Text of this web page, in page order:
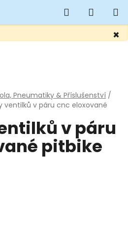
×
Hledat
KOŠÍK
Pneumatiky & Příslušenství /
ventilků v páru cnc eloxované
v páru
pitbike